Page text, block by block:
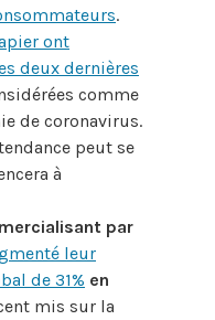
.
ont
deux dernières
comme
de coronavirus.
peut se
à
par
leur
de 31% en
mis sur la